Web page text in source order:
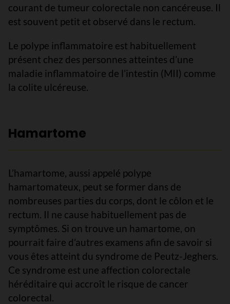
courant de tumeur colorectale non cancéreuse. Il
est souvent petit et observé dans le rectum.
Le polype inflammatoire est habituellement
présent chez des personnes atteintes d’une
maladie inflammatoire de l’intestin (MII) comme
la colite ulcéreuse.
Hamartome
L’hamartome, aussi appelé polype
hamartomateux, peut se former dans de
nombreuses parties du corps, dont le côlon et le
rectum. Il ne cause habituellement pas de
symptômes. Si on trouve un hamartome, on
pourrait faire d’autres examens afin de savoir si
vous êtes atteint du syndrome de Peutz-Jeghers.
Ce syndrome est une affection colorectale
héréditaire qui accroît le risque de cancer
colorectal.